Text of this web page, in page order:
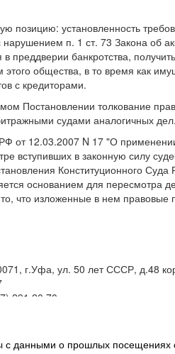
установленность
п. 1 ст. 73 Закона об
преддверии банкротства,
общества, в то время как
с кредиторами.
Постановлении толкование
судами аналогичных дел.
от 12.03.2007 N 17 "О
вступивших в законную силу
Конституционного
основанием для пересмотра
что изложенные в нем
г.Уфа, ул. 50 лет СССР, д.48
291 20 70
сайта
данными о прошлых посещениях